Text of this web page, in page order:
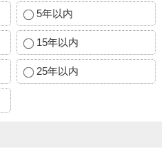
5年以内
15年以内
25年以内